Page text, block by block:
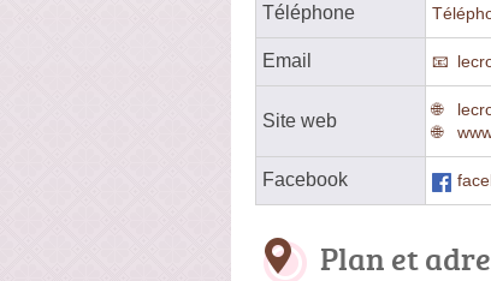
Téléphone
Email
Site web
Facebook
Plan et